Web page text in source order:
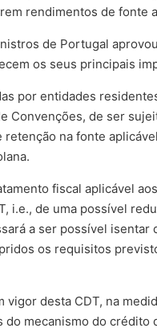
rendimentos de fonte
de Portugal
os seus principais
por entidades
de ser
na fonte
fiscal aplicável
de uma possível
a ser possível
os requisitos
desta CDT, na
mecanismo do